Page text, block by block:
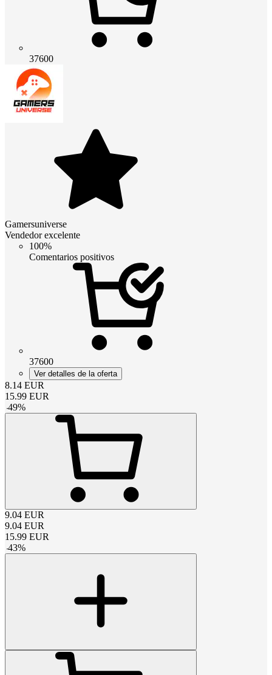
37600
Gamersuniverse
Vendedor excelente
100%
Comentarios positivos
37600
Ver detalles de la oferta
8.14 EUR
15.99 EUR
-49%
9.04 EUR
9.04 EUR
15.99 EUR
-43%